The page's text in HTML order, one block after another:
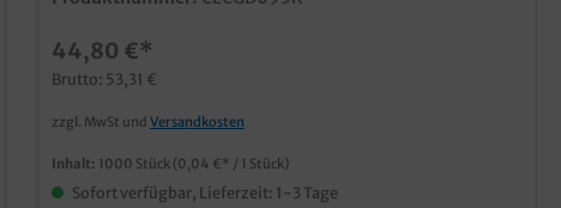
44,80 €*
Brutto: 53,31 €
zzgl. MwSt und Versandkosten
Inhalt: 1000 Stück (0,04 €* / 1 Stück)
Sofort verfügbar, Lieferzeit: 1-3 Tage